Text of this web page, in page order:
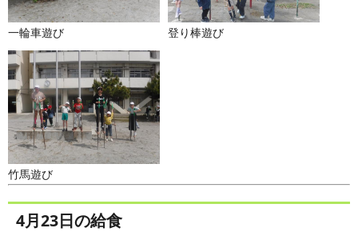
一輪車遊び 登り棒遊び
竹馬遊び
4月23日の給食